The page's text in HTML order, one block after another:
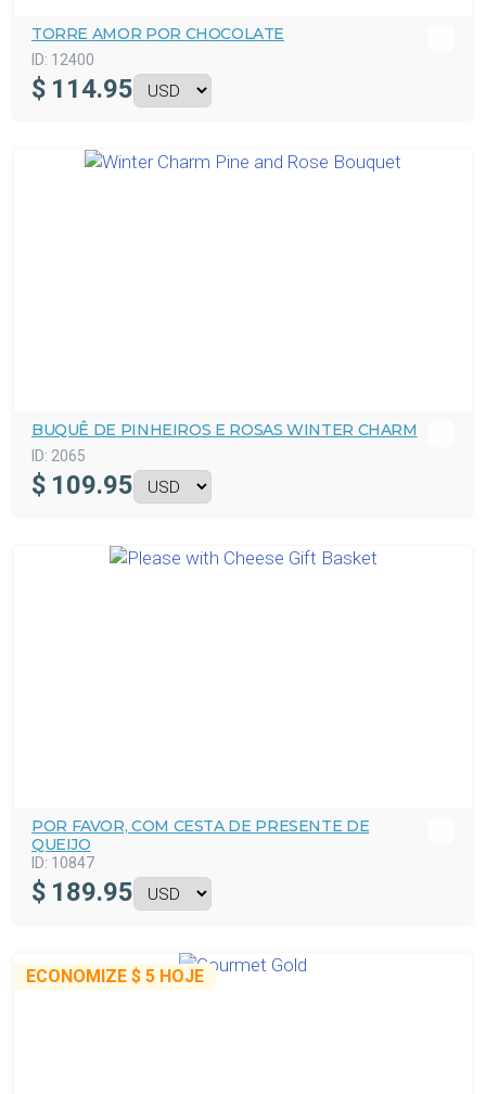
TORRE AMOR POR CHOCOLATE
ID: 12400
$ 114.95
BUQUÊ DE PINHEIROS E ROSAS WINTER CHARM
ID: 2065
$ 109.95
POR FAVOR, COM CESTA DE PRESENTE DE
QUEIJO
ID: 10847
$ 189.95
ECONOMIZE $ 5 HOJE